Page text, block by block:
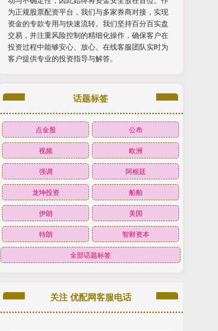
为正规股票配资平台，我们与多家券商对接，实现
资金的专款专用与快速流转。我们坚持百分百实盘
交易，并注重风险控制的精细化操作，确保客户在
投资过程中能够安心、放心。在线客服团队实时为
客户提供专业的投资指导与解答。
话题标签
点金股 公布
视频 欧洲
强调 阿根廷
龙坤投资 船舶
伊朗 美国
特朗 智财资本
全部话题标签
关注 优配网客服电话